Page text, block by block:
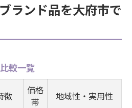
ランド品を大府市で
較一覧
徴
価格
帯
地域性・実用性